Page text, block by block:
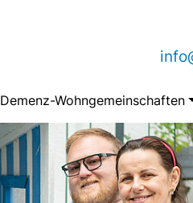
Demenz-Wohngemeinschaften